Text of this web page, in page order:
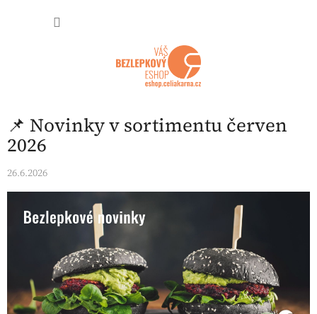
📌 Novinky v sortimentu červen
2026
26.6.2026